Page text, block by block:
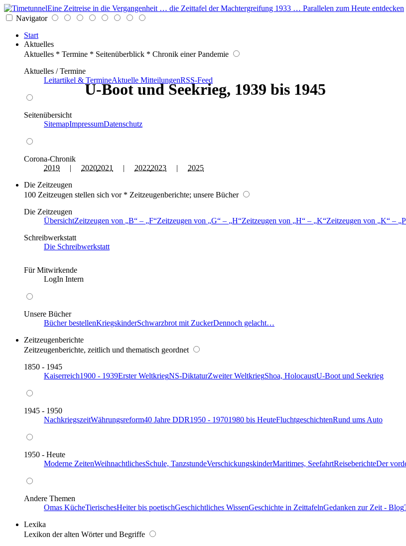
Eine Zeitreise in die Vergangenheit … die Zeittafel der Machtergreifung 1933 … Parallelen zum Heute entdecken
Navigator
Start
Aktuelles
Aktuelles * Termine * Seitenüberblick * Chronik einer Pandemie
Aktuelles / Termine
Leitartikel & TermineAktuelle MitteilungenRSS-Feed
Seitenübersicht
SitemapImpressumDatenschutz
Corona-Chronik
2019 | 20202021 | 20222023 | 2025
Die Zeitzeugen
100 Zeitzeugen stellen sich vor * Zeitzeugenberichte; unsere Bücher
Die Zeitzeugen
ÜbersichtZeitzeugen von B – F Zeitzeugen von G – H Zeitzeugen von H – K Zeitzeugen von K – P
Schreibwerkstatt
Die Schreibwerkstatt
Für Mitwirkende
LogIn Intern
Unsere Bücher
Bücher bestellenKriegskinderSchwarzbrot mit ZuckerDennoch gelacht…
Zeitzeugenberichte
Zeitzeugenberichte, zeitlich und thematisch geordnet
1850 - 1945
Kaiserreich1900 - 1939Erster WeltkriegNS-DiktaturZweiter WeltkriegShoa, HolocaustU-Boot und Seekrieg
1945 - 1950
NachkriegszeitWährungsreform40 Jahre DDR1950 - 19701980 bis HeuteFluchtgeschichtenRund ums Auto
1950 - Heute
Moderne ZeitenWeihnachtlichesSchule, TanzstundeVerschickungskinderMaritimes, SeefahrtReiseberichteDer
Andere Themen
Omas KücheTierischesHeiter bis poetischGeschichtliches WissenGeschichte in ZeittafelnGedanken zur Zeit - Blog
Lexika
Lexikon der alten Wörter und Begriffe
U-Boot und Seekrieg, 1939 bis 1945